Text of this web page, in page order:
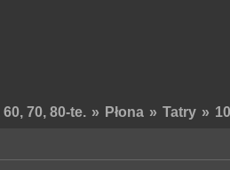
70, 80-te. » Płona » Tatry » 10